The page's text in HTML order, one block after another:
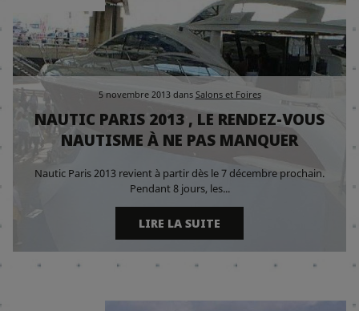
5 novembre 2013 dans Salons et Foires
NAUTIC PARIS 2013 , LE RENDEZ-VOUS
NAUTISME À NE PAS MANQUER
Nautic Paris 2013 revient à partir dès le 7 décembre prochain.
Pendant 8 jours, les...
LIRE LA SUITE